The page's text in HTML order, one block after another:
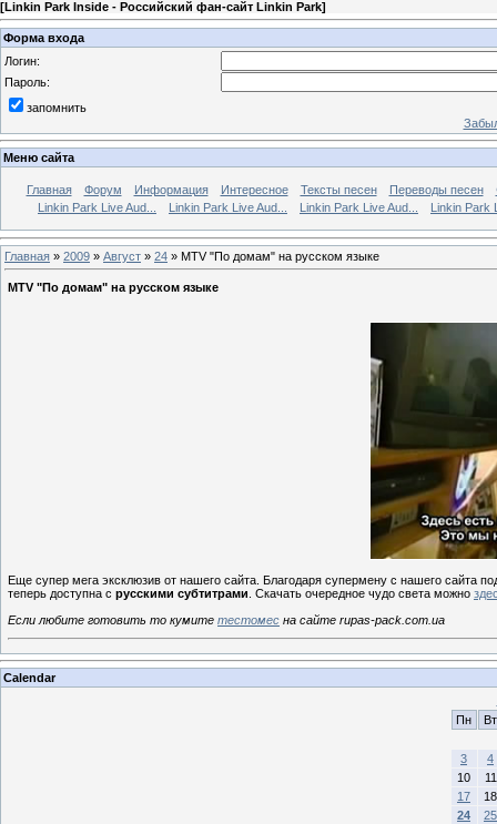
[Linkin Park Inside - Российский фан-сайт Linkin Park]
Форма входа
Логин:
Пароль:
запомнить
Меню сайта
Главная Форум Информация Интересное Тексты песен Переводы песен
Linkin Park Live Aud...
Linkin Park Live Aud... Linkin Park Live Aud... Linkin Park
Главная » 2009 » Август » 24 » MTV "По домам" на русском языке
MTV "По домам" на русском языке
Еще супер мега эксклюзив от нашего сайта. Благодаря супермену с нашего сайта
теперь доступна с русскими субтитрами . Скачать очередное чудо света можно
Если любите готовить то кумите тестомес на сайте rupas-pack.com.ua
Calendar
Пн
Вт
3
4
10
11
17
18
24
25